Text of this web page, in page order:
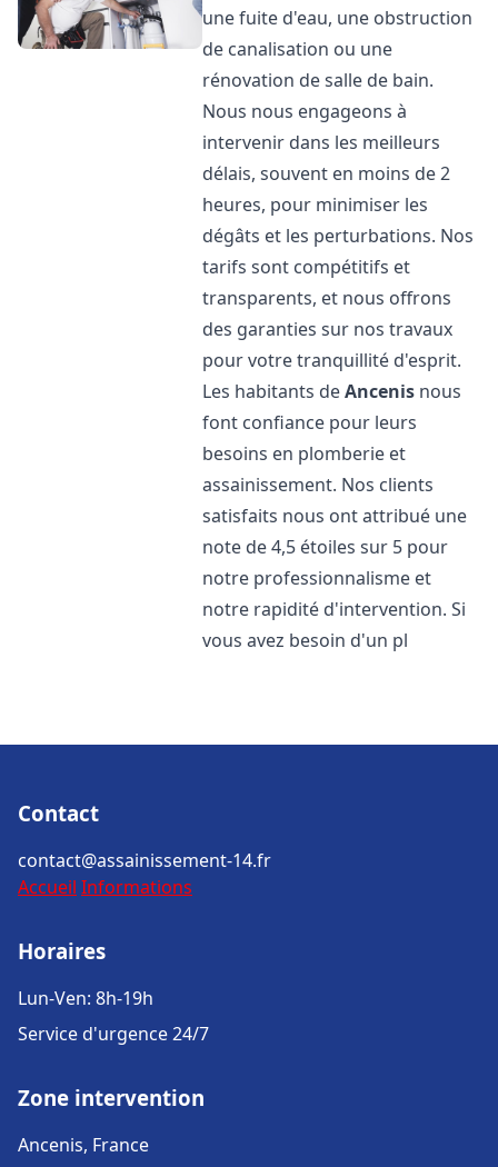
une fuite d'eau, une obstruction
de canalisation ou une
rénovation de salle de bain.
Nous nous engageons à
intervenir dans les meilleurs
délais, souvent en moins de 2
heures, pour minimiser les
dégâts et les perturbations. Nos
tarifs sont compétitifs et
transparents, et nous offrons
des garanties sur nos travaux
pour votre tranquillité d'esprit.
Les habitants deAncenis nous
font confiance pour leurs
besoins en plomberie et
assainissement. Nos clients
satisfaits nous ont attribué une
note de 4,5 étoiles sur 5 pour
notre professionnalisme et
notre rapidité d'intervention. Si
vous avez besoin d'un pl
Contact
contact@assainissement-14.fr
Accueil Informations
Horaires
Lun-Ven: 8h-19h
Service d'urgence 24/7
Zone intervention
Ancenis, France